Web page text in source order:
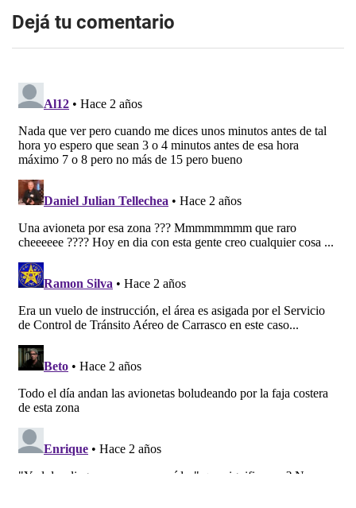
Dejá tu comentario